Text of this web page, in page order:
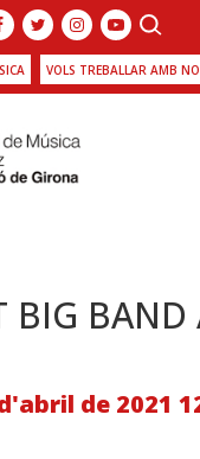
VOLS TREBALLAR AMB
BIG BAND
de 2021